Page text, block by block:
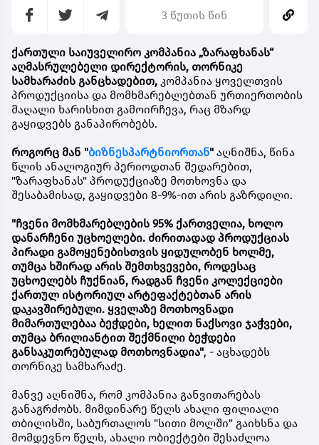
3 წუთის წინ
ქართული საიუველირო კომპანია „ზარაფხანას“
აღმასრულებელი დირექტორის, თორნიკე
სამხარაძის განცხადებით, კომპანია ყოველთვის
პროდუქციისა და მომხმარებლებთან ურთიერთობის
მაღალი ხარისხით გამოირჩევა, რაც მზარდ
გაყიდვებს განაპირობებს.
როგორც მან "ბიზნესპარტნიორთან" აღნიშნა, წინა
წლის ანალოგიურ პერიოდთან შედარებით,
"ზარაფხანას" პროდუქციაზე მოთხოვნა და
შესაბამისად, გაყიდვები 8-9%-ით არის გაზრდილი.
"ჩვენი მომხმარებლების 95% ქართველია, ხოლო
დანარჩენი უცხოელები. ძირითადად პროდუქციას
პირადი გამოყენებისთვის ყიდულობენ ხოლმე,
თუმცა ხშირად არის შემთხვევები, როდესაც
უცხოელებს ჩუქნიან, რადგან ჩვენი კოლექციები
ქართულ ისტორიულ არტეფაქტებთან არის
დაკავშირებული. ყველაზე მოთხოვნადი
მიმართულებაა ბეჭდები, ხელით ნაქსოვი ჯაჭვები,
თუმცა ბრილიანტით შექმნილი ბეჭდები
განსაკუთრებულად მოთხოვნადია", - აცხადებს
თორნიკე სამხარაძე.
მანვე აღნიშნა, რომ კომპანია განვითარებას
განაგრძობს. მიმდინარე წელს ახალი ფილიალი
თბილისში, საბურთალოს "სითი მოლში" გაიხსნა და
მომდევნო წელს, ახალი ობიექტები შესაძლოა